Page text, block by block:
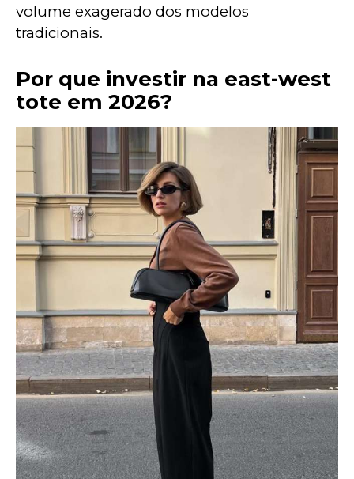
volume exagerado dos modelos
tradicionais.
Por que investir na east-west
tote em 2026?